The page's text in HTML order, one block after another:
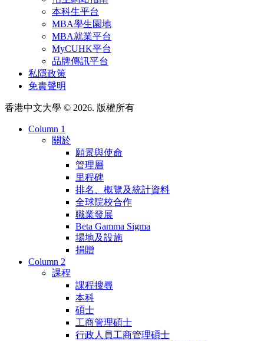
本科生平台
MBA學生園地
MBA就業平台
MyCUHK平台
品牌傳訊平台
私隱政策
免責聲明
香港中文大學 © 2026. 版權所有
Column 1
關於
願景與使命
管理層
里程碑
排名、概覽及統計資料
全球院校合作
職業發展
Beta Gamma Sigma
場地及設施
捐贈
Column 2
課程
課程搜尋
本科
碩士
工商管理碩士
行政人員工商管理碩士